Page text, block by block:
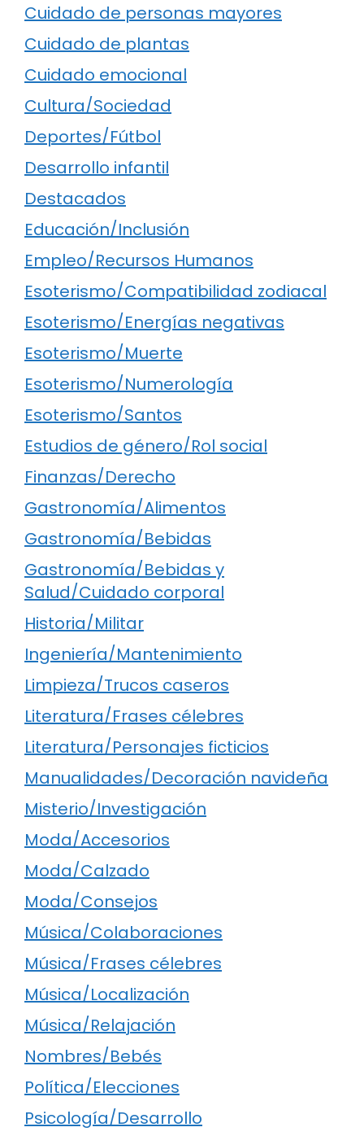
Cuidado de personas mayores
Cuidado de plantas
Cuidado emocional
Cultura/Sociedad
Deportes/Fútbol
Desarrollo infantil
Destacados
Educación/Inclusión
Empleo/Recursos Humanos
Esoterismo/Compatibilidad zodiacal
Esoterismo/Energías negativas
Esoterismo/Muerte
Esoterismo/Numerología
Esoterismo/Santos
Estudios de género/Rol social
Finanzas/Derecho
Gastronomía/Alimentos
Gastronomía/Bebidas
Gastronomía/Bebidas y
Salud/Cuidado corporal
Historia/Militar
Ingeniería/Mantenimiento
Limpieza/Trucos caseros
Literatura/Frases célebres
Literatura/Personajes ficticios
Manualidades/Decoración navideña
Misterio/Investigación
Moda/Accesorios
Moda/Calzado
Moda/Consejos
Música/Colaboraciones
Música/Frases célebres
Música/Localización
Música/Relajación
Nombres/Bebés
Política/Elecciones
Psicología/Desarrollo